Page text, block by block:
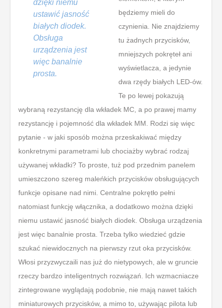
dzięki niemu
ustawić jasność
białych diodek.
Obsługa
urządzenia jest
więc banalnie
prosta.
będziemy mieli do
czynienia. Nie znajdziemy
tu żadnych przycisków,
mniejszych pokręteł ani
wyświetlacza, a jedynie
dwa rzędy białych LED-ów.
Te po lewej pokazują
wybraną rezystancję dla wkładek MC, a po prawej mamy
rezystancję i pojemność dla wkładek MM. Rodzi się więc
pytanie - w jaki sposób można przeskakiwać między
konkretnymi parametrami lub chociażby wybrać rodzaj
używanej wkładki? To proste, tuż pod przednim panelem
umieszczono szereg maleńkich przycisków obsługujących
funkcje opisane nad nimi. Centralne pokrętło pełni
natomiast funkcję włącznika, a dodatkowo można dzięki
niemu ustawić jasność białych diodek. Obsługa urządzenia
jest więc banalnie prosta. Trzeba tylko wiedzieć gdzie
szukać niewidocznych na pierwszy rzut oka przycisków.
Włosi przyzwyczaili nas już do nietypowych, ale w gruncie
rzeczy bardzo inteligentnych rozwiązań. Ich wzmacniacze
zintegrowane wyglądają podobnie, nie mają nawet takich
miniaturowych przycisków, a mimo to, używając pilota lub